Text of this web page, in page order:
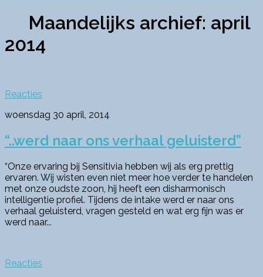
Maandelijks archief: april
2014
Reacties
woensdag 30 april, 2014
“..werd naar ons verhaal geluisterd”
“Onze ervaring bij Sensitivia hebben wij als erg prettig
ervaren. Wij wisten even niet meer hoe verder te handelen
met onze oudste zoon, hij heeft een disharmonisch
intelligentie profiel. Tijdens de intake werd er naar ons
verhaal geluisterd, vragen gesteld en wat erg fijn was er
werd naar...
Reacties